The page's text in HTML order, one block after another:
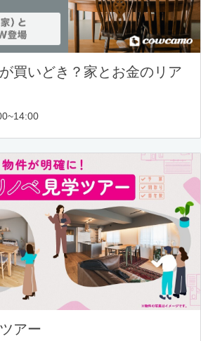
買いどき？家とお金のリア
アー